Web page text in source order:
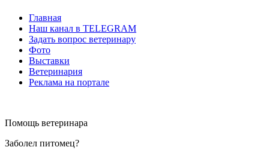
Главная
Наш канал в TELEGRAM
Задать вопрос ветеринару
Фото
Выставки
Ветеринария
Реклама на портале
Помощь ветеринара
Заболел питомец?